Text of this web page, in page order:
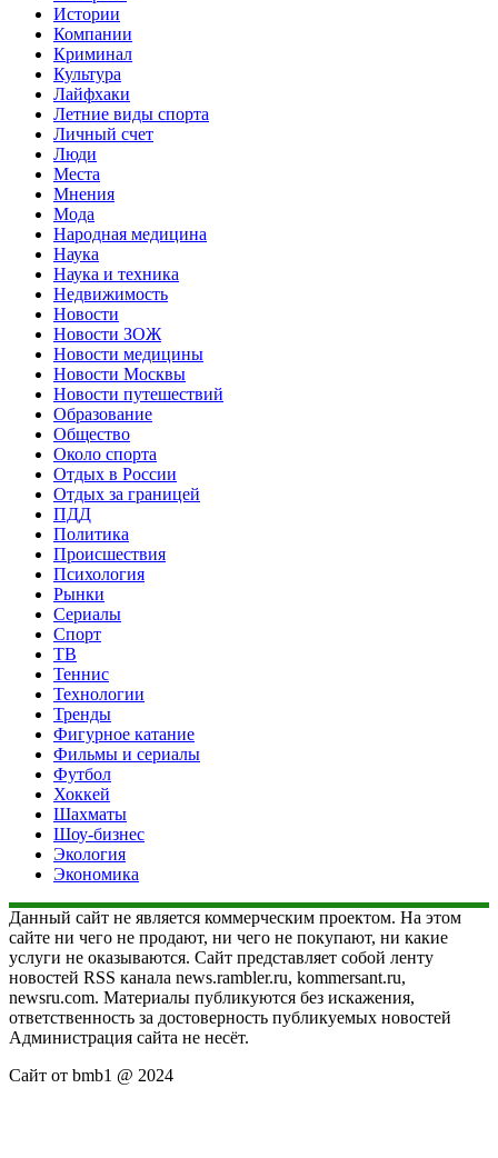
Истории
Компании
Криминал
Культура
Лайфхаки
Летние виды спорта
Личный счет
Люди
Места
Мнения
Мода
Народная медицина
Наука
Наука и техника
Недвижимость
Новости
Новости ЗОЖ
Новости медицины
Новости Москвы
Новости путешествий
Образование
Общество
Около спорта
Отдых в России
Отдых за границей
ПДД
Политика
Происшествия
Психология
Рынки
Сериалы
Спорт
ТВ
Теннис
Технологии
Тренды
Фигурное катание
Фильмы и сериалы
Футбол
Хоккей
Шахматы
Шоу-бизнес
Экология
Экономика
Данный сайт не является коммерческим проектом. На этом
сайте ни чего не продают, ни чего не покупают, ни какие
услуги не оказываются. Сайт представляет собой ленту
новостей RSS канала news.rambler.ru, kommersant.ru,
newsru.com. Материалы публикуются без искажения,
ответственность за достоверность публикуемых новостей
Администрация сайта не несёт.
Сайт от bmb1 @ 2024